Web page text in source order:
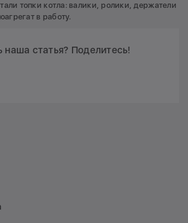
топки котла: валики, ролики, держатели
в работу.
наша статья? Поделитесь!